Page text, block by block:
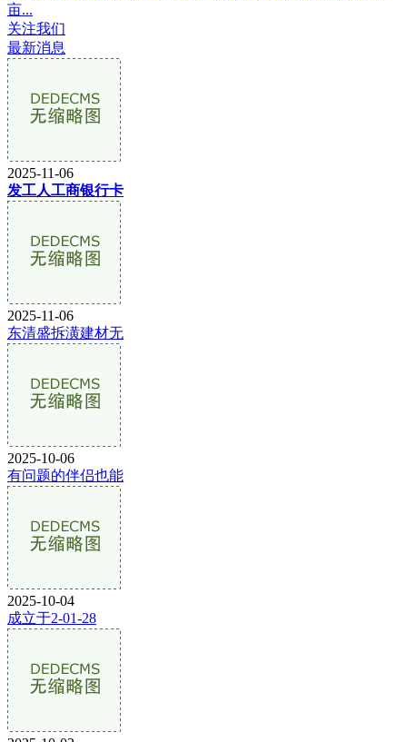
亩...
关注我们
最新消息
2025-11-06
发工人工商银行卡
2025-11-06
东清盛拆潢建材无
2025-10-06
有问题的伴侣也能
2025-10-04
成立于2-01-28